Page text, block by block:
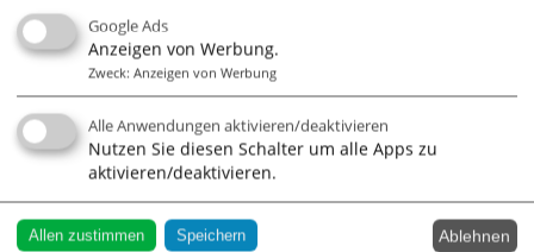
Hamburg
Motivation,
Achtsamkeit, Business
Coaching, Burnout,
- weitere Themen -
Google Ads
Anzeigen von Werbung.
Zweck: Anzeigen von Werbung
Alle Anwendungen aktivieren/deaktivieren
Nutzen Sie diesen Schalter um alle Apps zu
aktivieren/deaktivieren.
Allen zustimmen Speichern Ablehnen